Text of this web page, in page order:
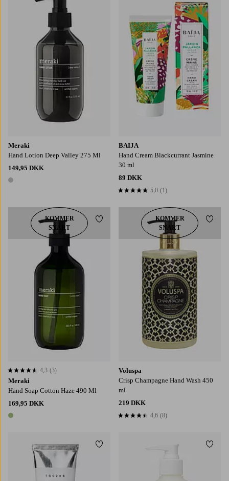
Meraki
Hand Lotion Deep Valley 275 Ml
149,95 DKK
1 farve
BAIJA
Hand Cream Blackcurrant Jasmine
30 ml
89 DKK
5,0 baseret på 1 bedømmelser
5,0 (1)
Meraki
Hand Soap Cotton Haze 490 Ml
169,95 DKK
1 farve
4,3 baseret på 3 bedømmelser
4,3 (3)
KOMMER
SNART
Tilføj til favoritter
Voluspa
Crisp Champagne Hand Wash 450
ml
219 DKK
4,6 baseret på 8 bedømmelser
4,6 (8)
KOMMER
SNART
Tilføj til favoritter